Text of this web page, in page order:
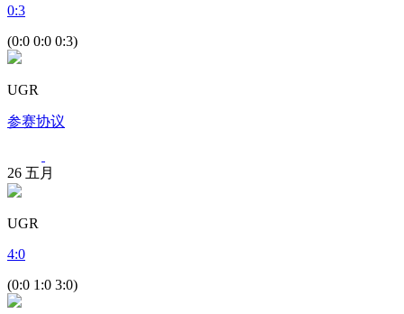
0:3
(0:0 0:0 0:3)
UGR
参赛协议
26 五月
UGR
4:0
(0:0 1:0 3:0)